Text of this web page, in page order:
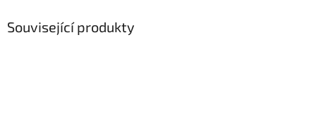
Související produkty